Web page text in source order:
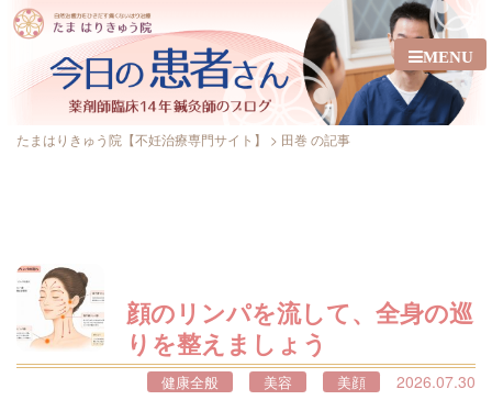
MENU
たまはりきゅう院【不妊治療専門サイト】 > 田巻 の記事
顔のリンパを流して、全身の巡
りを整えましょう
健康全般 美容 美顔 2026.07.30